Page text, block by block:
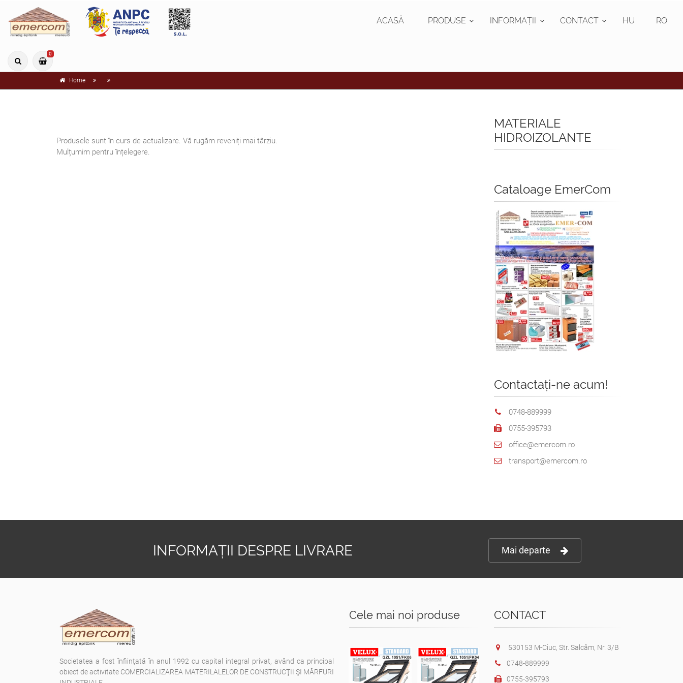
ACASĂ PRODUSE INFORMAȚII CONTACT HU RO
0
Home
Produsele sunt în curs de actualizare. Vă rugăm reveniți mai târziu.
Mulțumim pentru înțelegere.
MATERIALE
HIDROIZOLANTE
Cataloage EmerCom
Contactați-ne acum!
0748-889999
0755-395793
office@emercom.ro
transport@emercom.ro
INFORMAȚII DESPRE LIVRARE Mai departe
Societatea a fost înfiinţată în anul 1992 cu capital integral privat, având ca principal
obiect de activitate COMERCIALIZAREA MATERILALELOR DE CONSTRUCŢII ŞI MĂRFURI
Cele mai noi produse CONTACT
530153 M-Ciuc, Str. Salcâm, Nr. 3/B
0748-889999
0755-395793